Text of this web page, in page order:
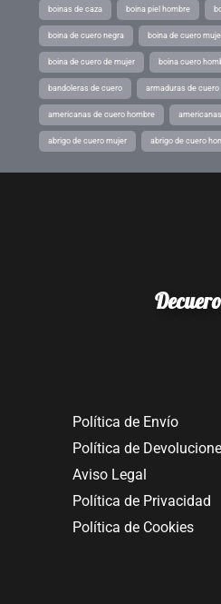
boinas de caza boina piel hombre
boina de cuero negra boina de cuero
boina de cuero de mujer boina cuero
bandoleras de cuero armaduras de cuero
americanas de cuero hombre
abrigo de cuero mujer abrigo de cuero
Política de Envío
Política de
Aviso Legal
Política de Privacidad
Política de Cookies